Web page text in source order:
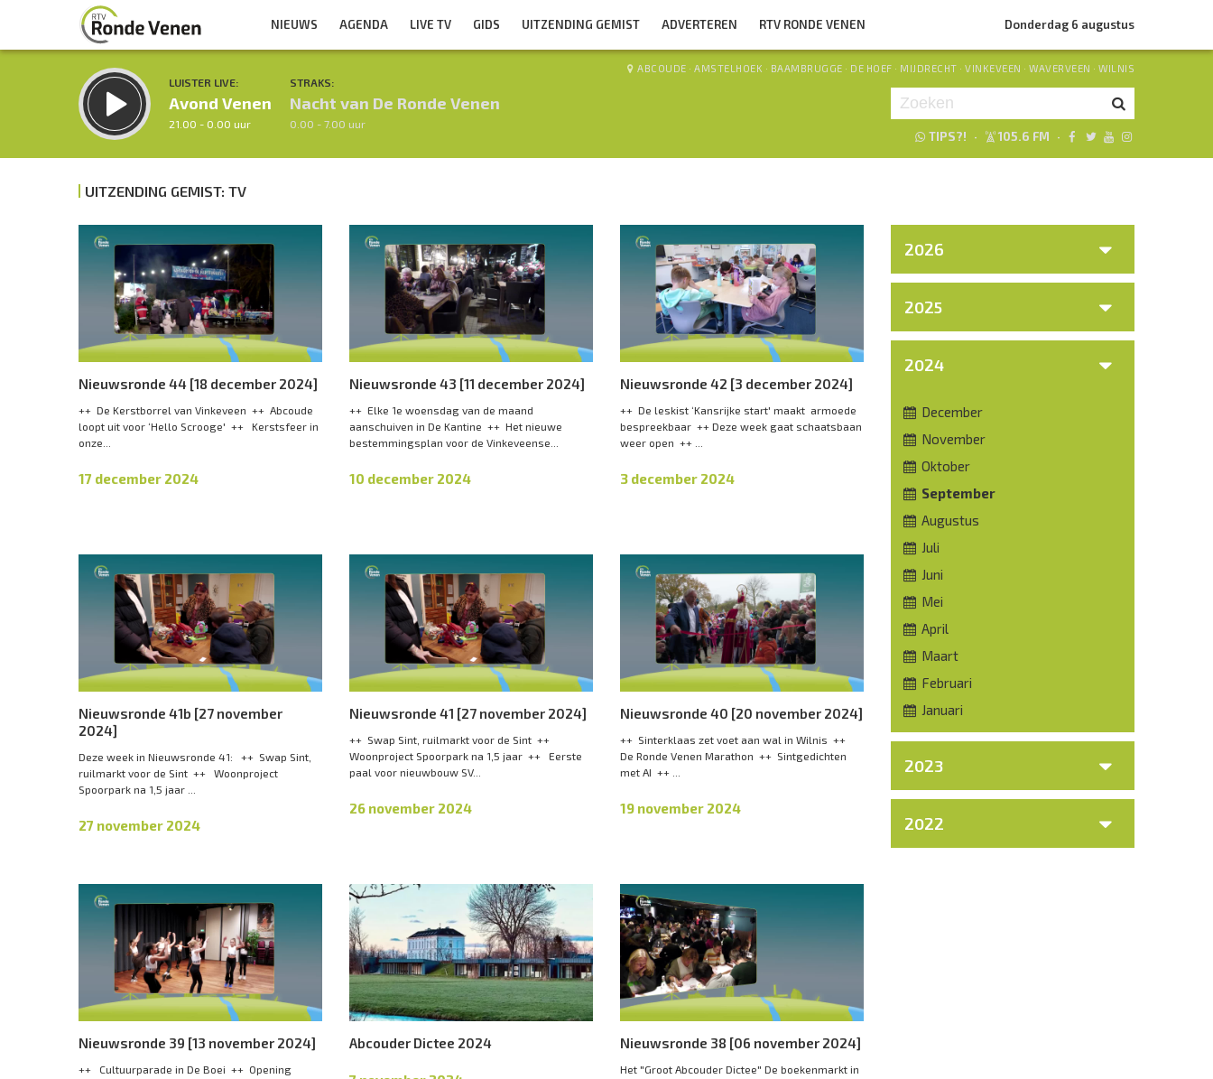
NIEUWS AGENDA LIVE TV GIDS UITZENDING GEMIST ADVERTEREN RTV RONDE VENEN Donderdag 6 augustus
LUISTER LIVE:
Avond Venen
21.00 - 0.00 uur
STRAKS:
Nacht van De Ronde Venen
0.00 - 7.00 uur
ABCOUDE · AMSTELHOEK · BAAMBRUGGE · DE HOEF · MIJDRECHT · VINKEVEEN · WAVERVEEN · WILNIS
TIPS?! · 105.6 FM ·
Inklappen
UITZENDING GEMIST: TV
Nieuwsronde 44 [18 december 2024]
++ De Kerstborrel van Vinkeveen ++ Abcoude
loopt uit voor ‘Hello Scrooge' ++ Kerstsfeer in
onze...
17 december 2024
Nieuwsronde 43 [11 december 2024]
++ Elke 1e woensdag van de maand
aanschuiven in De Kantine ++ Het nieuwe
bestemmingsplan voor de Vinkeveense...
10 december 2024
Nieuwsronde 42 [3 december 2024]
++ De leskist ‘Kansrijke start' maakt armoede
bespreekbaar ++ Deze week gaat schaatsbaan
weer open ++ ...
3 december 2024
Nieuwsronde 41b [27 november
2024]
Deze week in Nieuwsronde 41: ++ Swap Sint,
ruilmarkt voor de Sint ++ Woonproject
Spoorpark na 1,5 jaar ...
27 november 2024
Nieuwsronde 41 [27 november 2024]
++ Swap Sint, ruilmarkt voor de Sint ++
Woonproject Spoorpark na 1,5 jaar ++ Eerste
paal voor nieuwbouw SV...
26 november 2024
Nieuwsronde 40 [20 november 2024]
++ Sinterklaas zet voet aan wal in Wilnis ++
De Ronde Venen Marathon ++ Sintgedichten
met AI ++ ...
19 november 2024
Nieuwsronde 39 [13 november 2024]
++ Cultuurparade in De Boei ++ Opening
Abcouder Dictee 2024 Nieuwsronde 38 [06 november 2024]
Het "Groot Abcouder Dictee" De boekenmarkt in
2026
2025
2024
December
November
Oktober
September
Augustus
Juli
Juni
Mei
April
Maart
Februari
Januari
2023
2022